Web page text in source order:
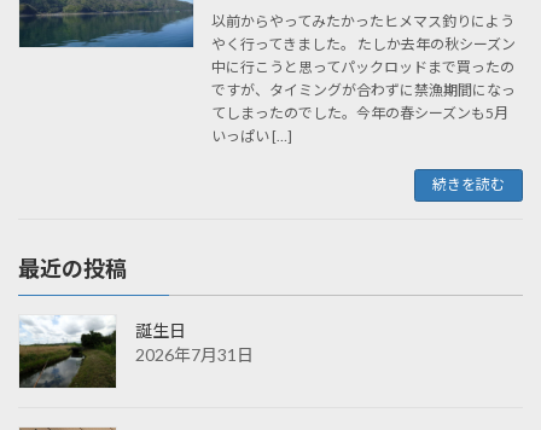
以前からやってみたかったヒメマス釣りによう
やく行ってきました。 たしか去年の秋シーズン
中に行こうと思ってパックロッドまで買ったの
ですが、タイミングが合わずに禁漁期間になっ
てしまったのでした。今年の春シーズンも5月
いっぱい […]
続きを読む
最近の投稿
誕生日
2026年7月31日